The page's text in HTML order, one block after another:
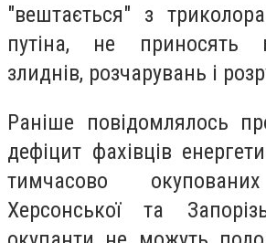
"вештається" з
путіна, не приносять
злиднів, розчарувань і
Раніше повідомлялось
дефіцит фахівців
тимчасово
Херсонської та